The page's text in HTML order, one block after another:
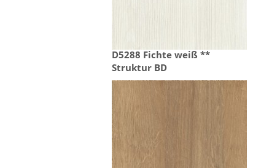
D5288 Fichte weiß **
Struktur BD